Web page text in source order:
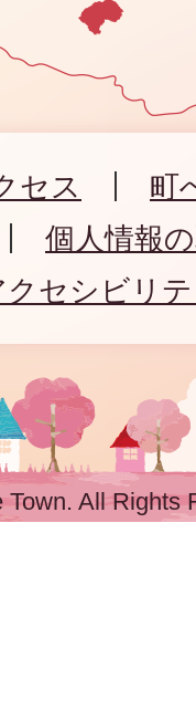
セス
町
個人情報
クセシビリ
All Rights